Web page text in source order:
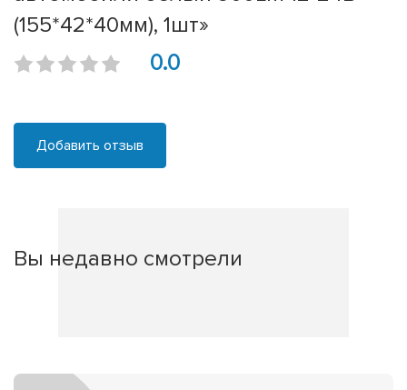
(155*42*40мм), 1шт»
0.0
Добавить отзыв
Вы недавно смотрели